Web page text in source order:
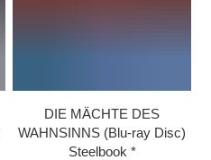
DIE MÄCHTE DES
WAHNSINNS (Blu-ray Disc)
Steelbook